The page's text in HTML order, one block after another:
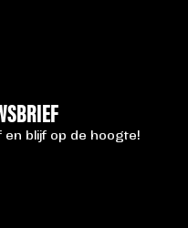
blijf op de hoogte!